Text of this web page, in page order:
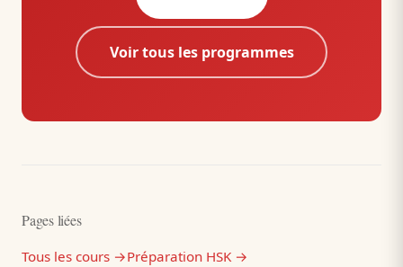
Voir tous les programmes
Pages liées
Tous les cours →Préparation HSK →